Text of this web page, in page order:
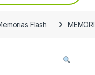
Flash